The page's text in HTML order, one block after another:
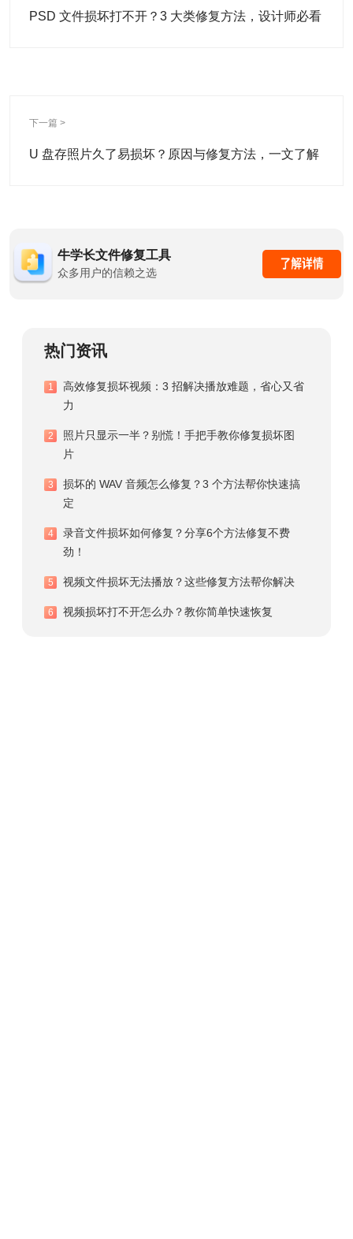
PSD 文件损坏打不开？3 大类修复方法，设计师必看
下一篇 >
U 盘存照片久了易损坏？原因与修复方法，一文了解
牛学长文件修复工具
众多用户的信赖之选
热门资讯
1
高效修复损坏视频：3 招解决播放难题，省心又省
力
2
照片只显示一半？别慌！手把手教你修复损坏图
片
3
损坏的 WAV 音频怎么修复？3 个方法帮你快速搞
定
4
录音文件损坏如何修复？分享6个方法修复不费
劲！
5 视频文件损坏无法播放？这些修复方法帮你解决
6 视频损坏打不开怎么办？教你简单快速恢复